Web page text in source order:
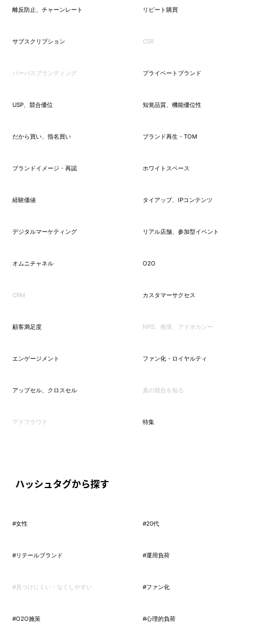
離反防止、チャーンレート リピート購買
サブスクリプション CSR
パーパスブランディング プライベートブランド
USP、競合優位 知覚品質、機能優位性
だから買い、指名買い ブランド再生・TOM
ブランドイメージ・再認 ホワイトスペース
経験価値 タイアップ、IPコンテンツ
デジタルマーケティング リアル店舗、参加型イベント
オムニチャネル O2O
CRM カスタマーサクセス
顧客満足度 NPS、推奨、アドボカシー
エンゲージメント ファン化・ロイヤルティ
アップセル、クロスセル 真の競合を知る
アドフラウド 特集
ハッシュタグから探す
#女性 #20代
#リテールブランド #運用負荷
#見つけにくい・なくしやすい #ファン化
#O2O施策 #心理的負荷